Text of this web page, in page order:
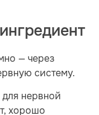
— через
систему.
нервной
хорошо